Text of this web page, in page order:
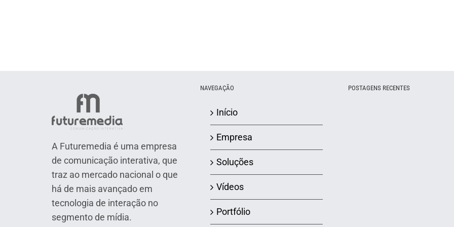
A Futuremedia é uma empresa
de comunicação interativa, que
traz ao mercado nacional o que
há de mais avançado em
tecnologia de interação no
segmento de mídia.
NAVEGAÇÃO
Início
Empresa
Soluções
Vídeos
Portfólio
POSTAGENS RECENTES